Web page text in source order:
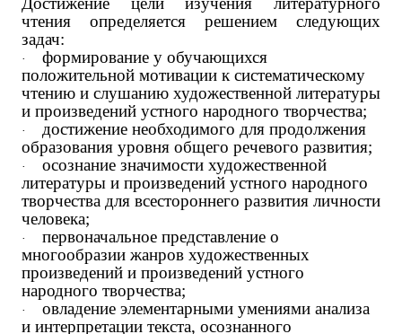
чтения определяется решением следующих
задач:
·
формирование у обучающихся
положительной мотивации к систематическому
чтению и слушанию художественной литературы
и произведений устного народного творчества;
·
достижение необходимого для продолжения
образования уровня общего речевого развития;
·
осознание значимости художественной
литературы и произведений устного народного
творчества для всестороннего развития личности
человека;
·
первоначальное представление о
многообразии жанров художественных
произведений и произведений устного
народного творчества;
·
овладение элементарными умениями анализа
и интерпретации текста, осознанного